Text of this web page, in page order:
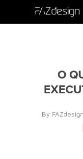
O
By FAZdesign